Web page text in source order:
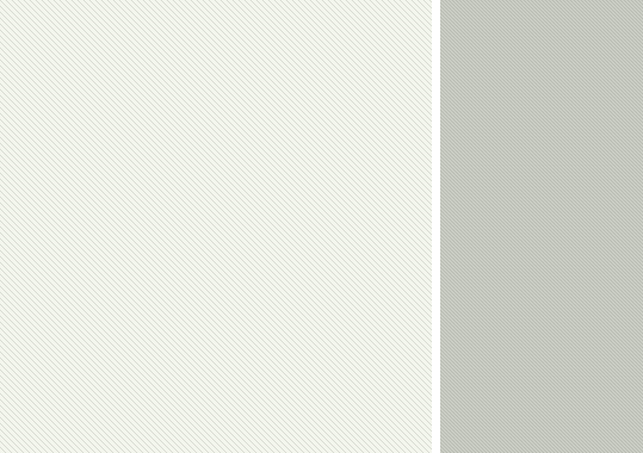
Ирина
Кравчук
Ольга
Булгакова
Владимир
Белов
Владимир
Тимошинин
Евгений
Архипов
Максим
Храмцов
Галина
Шиповалова
Арсен
Фадзаев
Умар
Кремлев